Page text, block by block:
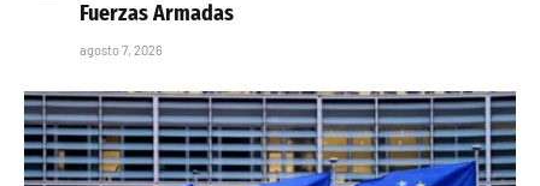
Fuerzas Armadas
agosto 7, 2026